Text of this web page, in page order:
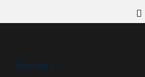
Checkout e